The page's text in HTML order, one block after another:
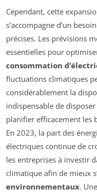
Cependant, cette
s’accompagne d’un
précises. Les prévisions
essentielles pour
consommation
fluctuations climatiques
considérablement la
indispensable de
planifier efficacement les
En 2023, la part des
électriques continue de
les entreprises à investir
climatique afin de mieux
environnementaux.